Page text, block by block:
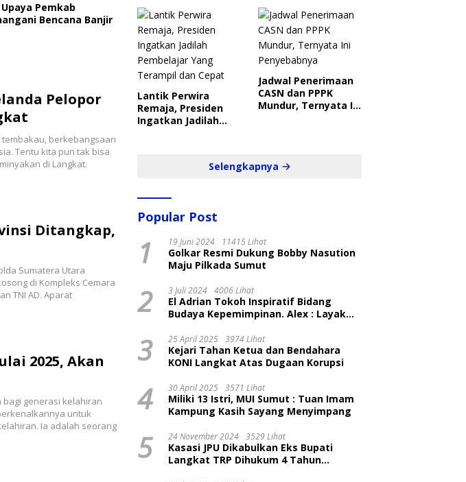
Pemkab
Bencana Banjir
Pelopor
berkebangsaan
Tentu kita pun tak bisa
di Langkat.
Ditangkap,
Sumatera Utara
di Kompleks Cemara
TNI AD. Aparat
2025, Akan
bagi generasi kelahiran
untuk
Ia adalah seorang
Lantik Perwira
Remaja, Presiden
Ingatkan Jadilah
Jadwal Penerimaan
CASN dan PPPK
Mundur, Ternyata Ini
Selengkapnya
Popular Post
1 19 Juni 2024 11415 Lihat
Golkar Resmi Dukung Bobby Nasution
Maju Pilkada Sumut
2 3 Juli 2024 4006 Lihat
El Adrian Tokoh Inspiratif Bidang
Budaya Kepemimpinan. Alex : Layak
3 25 April 2025 3974 Lihat
Kejari Tahan Ketua dan Bendahara
KONI Langkat Atas Dugaan Korupsi
4 30 April 2025 3571 Lihat
Miliki 13 Istri, MUI Sumut : Tuan Imam
Kampung Kasih Sayang Menyimpang
5 24 November 2024 3529 Lihat
Kasasi JPU Dikabulkan Eks Bupati
Langkat TRP Dihukum 4 Tahun